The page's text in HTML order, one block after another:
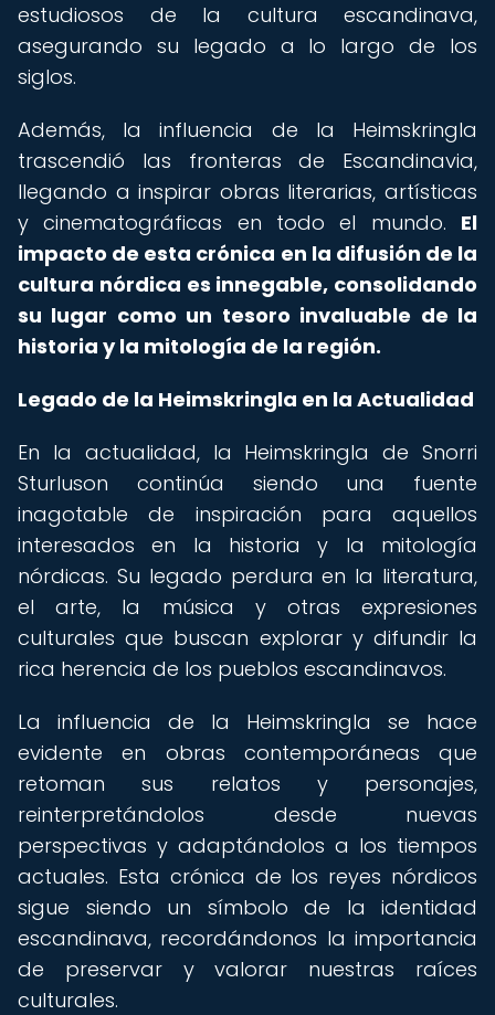
estudiosos de la cultura escandinava,
asegurando su legado a lo largo de los
siglos.
Además, la influencia de la Heimskringla
trascendió las fronteras de Escandinavia,
llegando a inspirar obras literarias, artísticas
y cinematográficas en todo el mundo. El
impacto de esta crónica en la difusión de la
cultura nórdica es innegable, consolidando
su lugar como un tesoro invaluable de la
historia y la mitología de la región.
Legado de la Heimskringla en la Actualidad
En la actualidad, la Heimskringla de Snorri
Sturluson continúa siendo una fuente
inagotable de inspiración para aquellos
interesados en la historia y la mitología
nórdicas. Su legado perdura en la literatura,
el arte, la música y otras expresiones
culturales que buscan explorar y difundir la
rica herencia de los pueblos escandinavos.
La influencia de la Heimskringla se hace
evidente en obras contemporáneas que
retoman sus relatos y personajes,
reinterpretándolos desde nuevas
perspectivas y adaptándolos a los tiempos
actuales. Esta crónica de los reyes nórdicos
sigue siendo un símbolo de la identidad
escandinava, recordándonos la importancia
de preservar y valorar nuestras raíces
culturales.